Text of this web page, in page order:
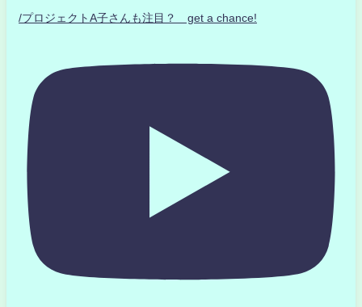
/プロジェクトA子さんも注目？ get a chance!